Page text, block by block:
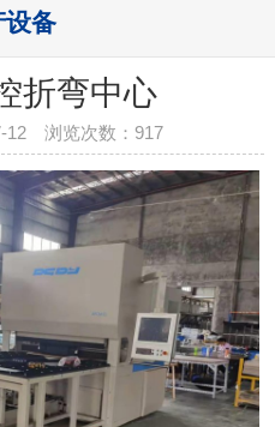
设备
折弯中心
12 浏览次数： 917